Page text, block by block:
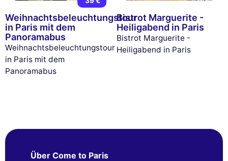
Weihnachtsbeleuchtungstour
in Paris mit dem
Panoramabus
Weihnachtsbeleuchtungstour
in Paris mit dem
Panoramabus
Bistrot Marguerite -
Heiligabend in Paris
Bistrot Marguerite -
Heiligabend in Paris
Über Come to Paris